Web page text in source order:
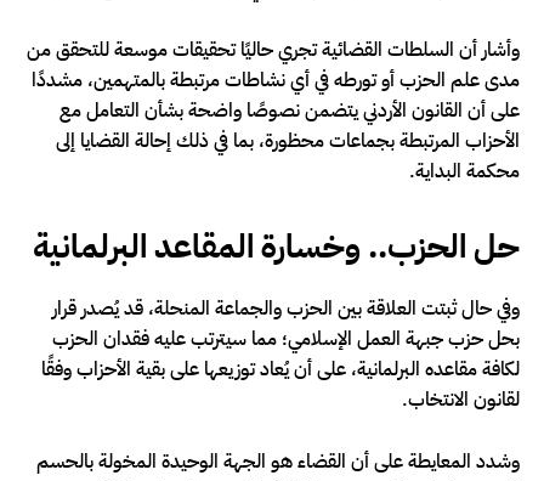
وأشار أن السلطات القضائية تجري حاليًا تحقيقات موسعة للتحقق من
مدى علم الحزب أو تورطه في أي نشاطات مرتبطة بالمتهمين، مشددًا
على أن القانون الأردني يتضمن نصوصًا واضحة بشأن التعامل مع
الأحزاب المرتبطة بجماعات محظورة، بما في ذلك إحالة القضايا إلى
محكمة البداية.
حل الحزب.. وخسارة المقاعد البرلمانية
وفي حال ثبتت العلاقة بين الحزب والجماعة المنحلة، قد يُصدر قرار
بحل حزب جبهة العمل الإسلامي؛ مما سيترتب عليه فقدان الحزب
لكافة مقاعده البرلمانية، على أن يُعاد توزيعها على بقية الأحزاب وفقًا
لقانون الانتخاب.
وشدد المعايطة على أن القضاء هو الجهة الوحيدة المخولة بالحسم